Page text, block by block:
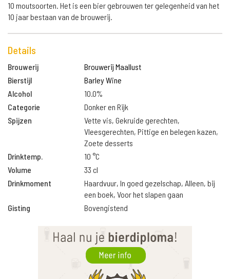
10 moutsoorten. Het is een bier gebrouwen ter gelegenheid van het
10 jaar bestaan van de brouwerij.
Details
Brouwerij
Brouwerij Maallust
Bierstijl
Barley Wine
Alcohol
10.0%
Categorie
Donker en Rijk
Spijzen
Vette vis, Gekruide gerechten,
Vleesgerechten, Pittige en belegen kazen,
Zoete desserts
Drinktemp.
10 °C
Volume
33 cl
Drinkmoment
Haardvuur, In goed gezelschap, Alleen, bij
een boek, Voor het slapen gaan
Gisting
Bovengistend